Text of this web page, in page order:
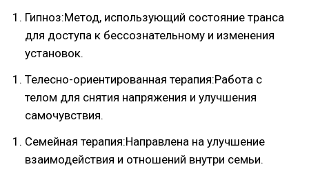
Гипноз:Метод, использующий состояние транса
для доступа к бессознательному и изменения
установок.
Телесно-ориентированная терапия:Работа с
телом для снятия напряжения и улучшения
самочувствия.
Семейная терапия:Направлена на улучшение
взаимодействия и отношений внутри семьи.